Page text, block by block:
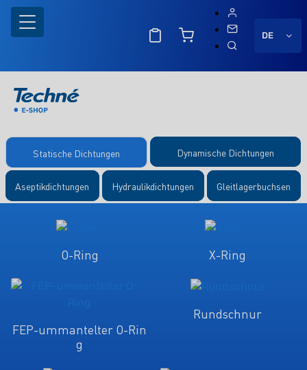
DE
Statische Dichtungen Dynamische Dichtungen
Aseptikdichtungen Hydraulikdichtungen Gleitlagerbuchsen
O-Ring X-Ring
FEP-ummantelter O-Rin
g
Rundschnur